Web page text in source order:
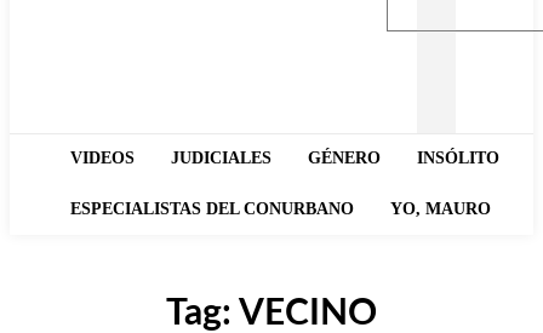
VIDEOS JUDICIALES GÉNERO INSÓLITO
ESPECIALISTAS DEL CONURBANO YO, MAURO
Tag: VECINO